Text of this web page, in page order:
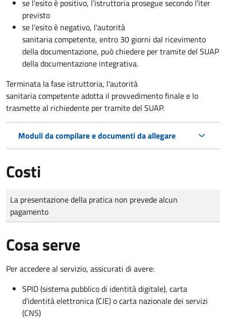
se l'esito è positivo, l'istruttoria prosegue secondo l'iter
previsto
se l'esito è negativo, l'autorità
sanitaria competente, entro 30 giorni dal ricevimento
della documentazione, può chiedere per tramite del SUAP
della documentazione integrativa.
Terminata la fase istruttoria, l'autorità
sanitaria competente adotta il provvedimento finale e lo
trasmette al richiedente per tramite del SUAP.
Moduli da compilare e documenti da allegare
Costi
Tipo di pagamento
Importo
La presentazione della pratica non prevede alcun
pagamento
Cosa serve
Per accedere al servizio, assicurati di avere:
SPID (sistema pubblico di identità digitale), carta
d’identità elettronica (CIE) o carta nazionale dei servizi
(CNS)